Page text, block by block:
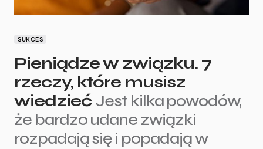
SUKCES
Pieniądze w związku. 7
rzeczy, które musisz
wiedzieć Jest kilka powodów,
że bardzo udane związki
rozpadają się i popadają w